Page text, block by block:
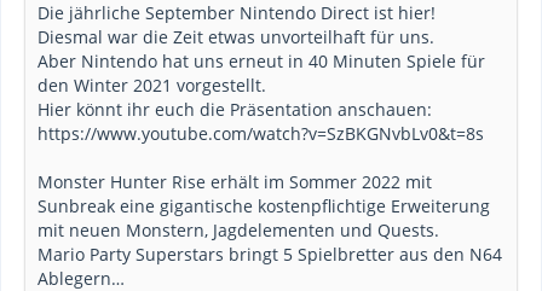
Die jährliche September Nintendo Direct ist hier!
Diesmal war die Zeit etwas unvorteilhaft für uns.
Aber Nintendo hat uns erneut in 40 Minuten Spiele für
den Winter 2021 vorgestellt.
Hier könnt ihr euch die Präsentation anschauen:
https://www.youtube.com/watch?v=SzBKGNvbLv0&t=8s
Monster Hunter Rise erhält im Sommer 2022 mit
Sunbreak eine gigantische kostenpflichtige Erweiterung
mit neuen Monstern, Jagdelementen und Quests.
Mario Party Superstars bringt 5 Spielbretter aus den N64
Ablegern…